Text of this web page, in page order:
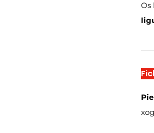
Os